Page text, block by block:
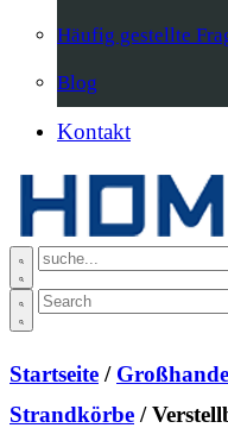
Häufig gestellte
Blog
Kontakt
Startseite /
Strandkörbe /